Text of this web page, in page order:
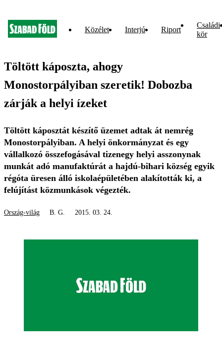
Közélet Interjú Riport
Családi
kör
Töltött káposzta, ahogy
Monostorpályiban szeretik! Dobozba
zárják a helyi ízeket
Töltött káposztát készítő üzemet adtak át nemrég
Monostorpályiban. A helyi önkormányzat és egy
vállalkozó összefogásával tizenegy helyi asszonynak
munkát adó manufaktúrát a hajdú-bihari község egyik
régóta üresen álló iskolaépületében alakították ki, a
felújítást közmunkások végezték.
Ország-világ B. G. 2015. 03. 24.